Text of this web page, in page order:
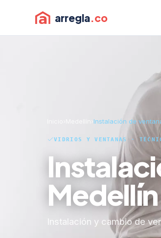
arregla.co
Instalación de
VIDRIOS Y VENTANAS ·
Medellín
Instalación y cambio de